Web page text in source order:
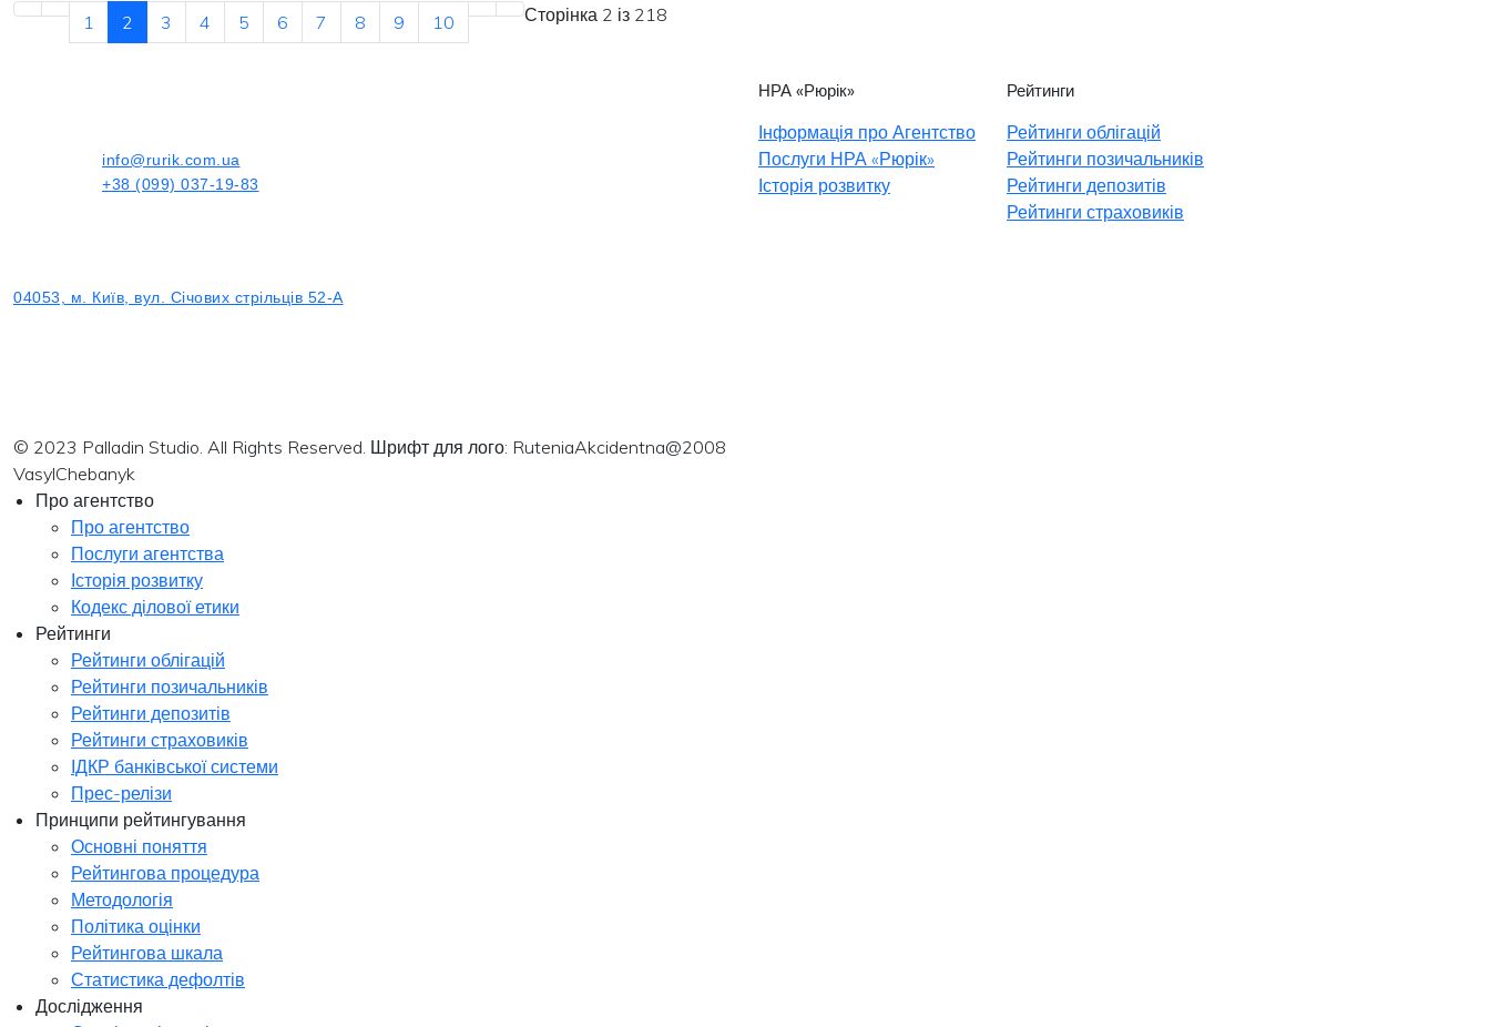
1
2 3 4 5 6 7 8 9 10 Сторінка 2 із 218
info@rurik.com.ua
+38 (099) 037-19-83
04053, м. Київ, вул. Січових стрільців 52-А
НРА «Рюрік»
Інформація про Агентство
Послуги НРА «Рюрік»
Історія розвитку
Рейтинги
Рейтинги облігацій
Рейтинги позичальників
Рейтинги депозитів
Рейтинги страховиків
© 2023 Palladin Studio. All Rights Reserved. Шрифт для лого: RuteniaAkcidentna@2008
VasylChebanyk
Про агентство
Про агентство
Послуги агентства
Історія розвитку
Кодекс ділової етики
Рейтинги
Рейтинги облігацій
Рейтинги позичальників
Рейтинги депозитів
Рейтинги страховиків
ІДКР банківської системи
Прес-релізи
Принципи рейтингування
Основні поняття
Рейтингова процедура
Методологія
Політика оцінки
Рейтингова шкала
Статистика дефолтів
Дослідження